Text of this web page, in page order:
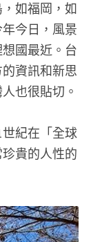
如福岡，如
今日，風景
國最近。台
資訊和新思
也很貼切。
紀在「全球
貴的人性的